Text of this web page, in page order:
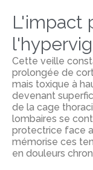
L'impact
Cette veille
prolongée de
mais toxique à
devenant
de la cage
lombaires se
protectrice face
mémorise ces
en douleurs